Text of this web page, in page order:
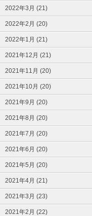
2022年3月 (21)
2022年2月 (20)
2022年1月 (21)
2021年12月 (21)
2021年11月 (20)
2021年10月 (20)
2021年9月 (20)
2021年8月 (20)
2021年7月 (20)
2021年6月 (20)
2021年5月 (20)
2021年4月 (21)
2021年3月 (23)
2021年2月 (22)